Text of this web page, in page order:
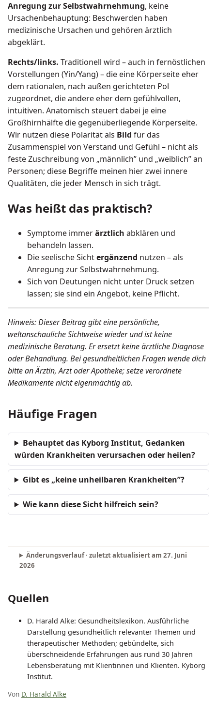
Anregung zur Selbstwahrnehmung, keine
Ursachenbehauptung: Beschwerden haben
medizinische Ursachen und gehören ärztlich
abgeklärt.
Rechts/links. Traditionell wird – auch in fernöstlichen
Vorstellungen (Yin/Yang) – die eine Körperseite eher
dem rationalen, nach außen gerichteten Pol
zugeordnet, die andere eher dem gefühlvollen,
intuitiven. Anatomisch steuert dabei je eine
Großhirnhälfte die gegenüberliegende Körperseite.
Wir nutzen diese Polarität als Bild für das
Zusammenspiel von Verstand und Gefühl – nicht als
feste Zuschreibung von „männlich” und „weiblich” an
Personen; diese Begriffe meinen hier zwei innere
Qualitäten, die jeder Mensch in sich trägt.
Was heißt das praktisch?
Symptome immerärztlich abklären und
behandeln lassen.
Die seelische Sichtergänzend nutzen – als
Anregung zur Selbstwahrnehmung.
Sich von Deutungen nicht unter Druck setzen
lassen; sie sind ein Angebot, keine Pflicht.
Hinweis: Dieser Beitrag gibt eine persönliche,
weltanschauliche Sichtweise wieder und ist keine
medizinische Beratung. Er ersetzt keine ärztliche Diagnose
oder Behandlung. Bei gesundheitlichen Fragen wende dich
bitte an Ärztin, Arzt oder Apotheke; setze verordnete
Medikamente nicht eigenmächtig ab.
Häufige Fragen
Behauptet das Kyborg Institut, Gedanken
würden Krankheiten verursachen oder heilen?
Gibt es „keine unheilbaren Krankheiten”?
Wie kann diese Sicht hilfreich sein?
Änderungsverlauf · zuletzt aktualisiert am 27. Juni
2026
Quellen
D. Harald Alke: Gesundheitslexikon. Ausführliche
Darstellung gesundheitlich relevanter Themen und
therapeutischer Methoden; gebündelte, sich
überschneidende Erfahrungen aus rund 30 Jahren
Lebensberatung mit Klientinnen und Klienten. Kyborg
Institut.
Von D. Harald Alke